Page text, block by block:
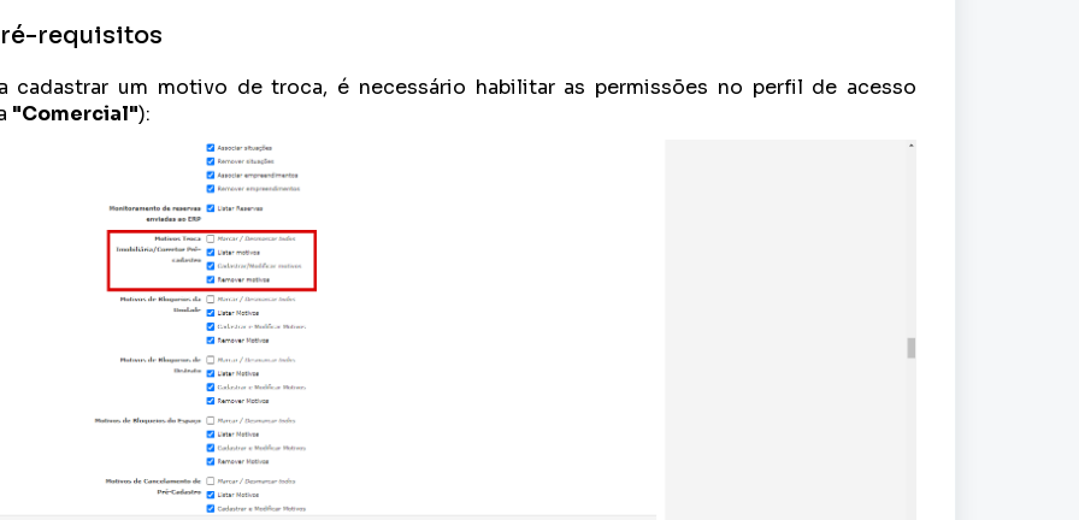
requisitos
cadastrar um motivo de troca, é necessário habilitar as permissões no perfil de acesso
"Comercial"):